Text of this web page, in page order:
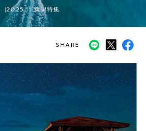
2025.11 新潟特集
SHARE